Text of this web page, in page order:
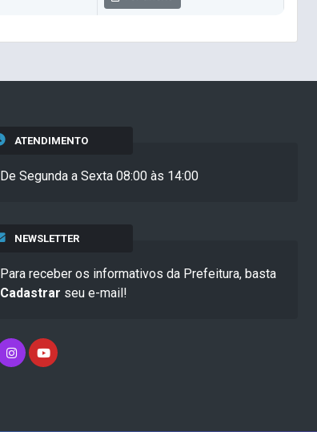
ATENDIMENTO
De Segunda a Sexta 08:00 às 14:00
NEWSLETTER
Para receber os informativos da Prefeitura, basta
Cadastrar seu e-mail!